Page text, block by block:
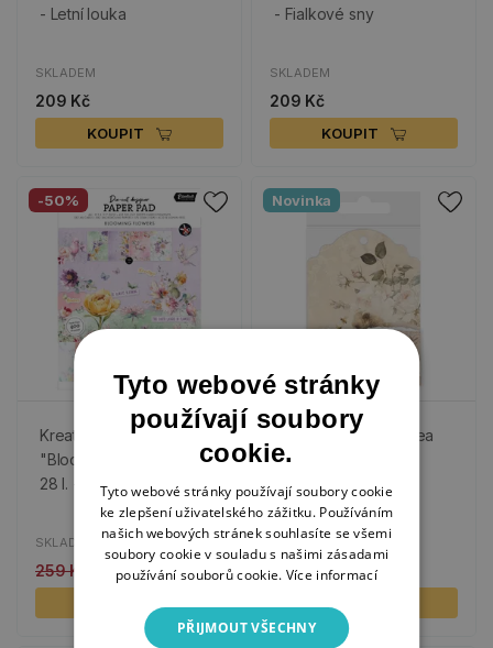
- Letní louka
SKLADEM
209 Kč
KOUPIT
- Fialkové sny
SKLADEM
209 Kč
KOUPIT
-50%
Kreativní blok s výseky
"Blooming Flowers", A4,
28 l. - Jarní květy
SKLADEM
259 Kč 130 Kč
Novinka
Visačky "Teddy's Tea
Time“, 20 ks
SKLADEM
149 Kč
Tyto webové stránky
používají soubory
cookie.
Tyto webové stránky používají soubory cookie
ke zlepšení uživatelského zážitku. Používáním
našich webových stránek souhlasíte se všemi
soubory cookie v souladu s našimi zásadami
používání souborů cookie. Více informací
PŘIJMOUT VŠECHNY